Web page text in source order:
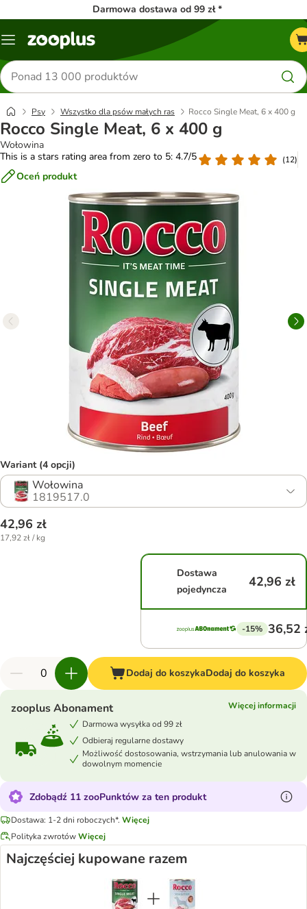
Darmowa dostawa od 99 zł *
Menu
Szukaj
produktów
Psy Wszystko dla psów małych ras Rocco Single Meat, 6 x 400 g
Rocco Single Meat, 6 x 400 g
Wołowina
This is a stars rating area from zero to 5: 4.7/5
(12)
Oceń produkt
Wariant (4 opcji)
Wołowina
1819517.0
42,96 zł
17,92 zł / kg
Dostawa
pojedyncza
42,96 zł
-15% 36,52
Dodaj do koszykaDodaj do koszyka
zooplus Abonament
Więcej informacji
Darmowa wysyłka od 99 zł
Odbieraj regularne dostawy
Możliwość dostosowania, wstrzymania lub anulowania w
dowolnym momencie
Zdobądź 11 zooPunktów za ten produkt
Dostawa: 1-2 dni roboczych*. Więcej
Polityka zwrotówWięcej
Najczęściej kupowane razem